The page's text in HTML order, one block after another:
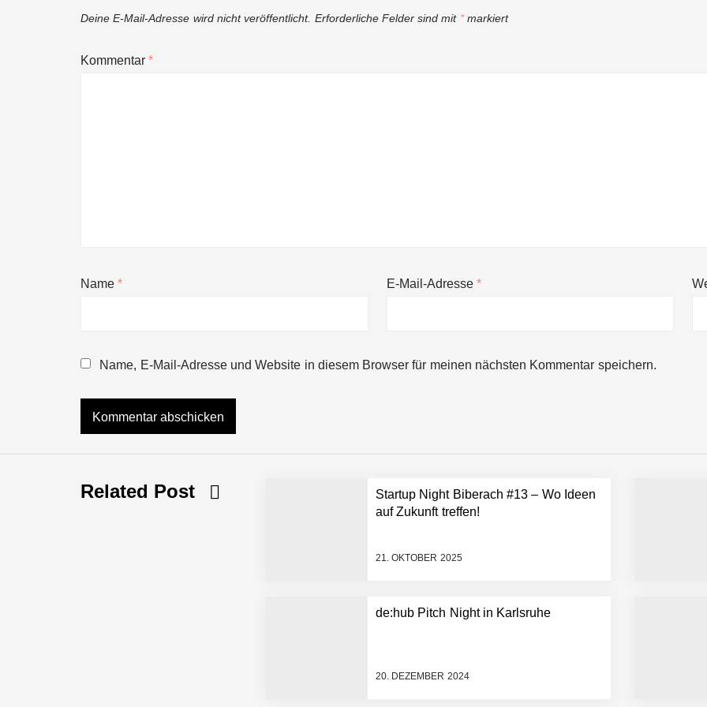
Deine E-Mail-Adresse wird nicht veröffentlicht. Erforderliche Felder sind mit *markiert
Kommentar*
Name* E-Mail-Adresse *
Name, E-Mail-Adresse und Website in diesem Browser für meinen nächsten Kommentar speichern.
Related Post
Startup Night Biberach #13 – Wo Ideen
auf Zukunft treffen!
21. OKTOBER 2025
de:hub Pitch Night in Karlsruhe
20. DEZEMBER 2024
Simulationsdienstleistung in Minuten statt Wochen: FiniteNow ermöglicht sofortige Angebotskalkulation für